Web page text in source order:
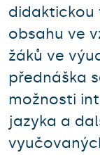
didaktickou
obsahu ve
žáků ve
přednáška
možnosti
jazyka a